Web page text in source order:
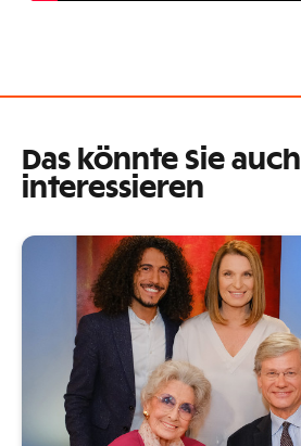
Das könnte Sie auch
interessieren